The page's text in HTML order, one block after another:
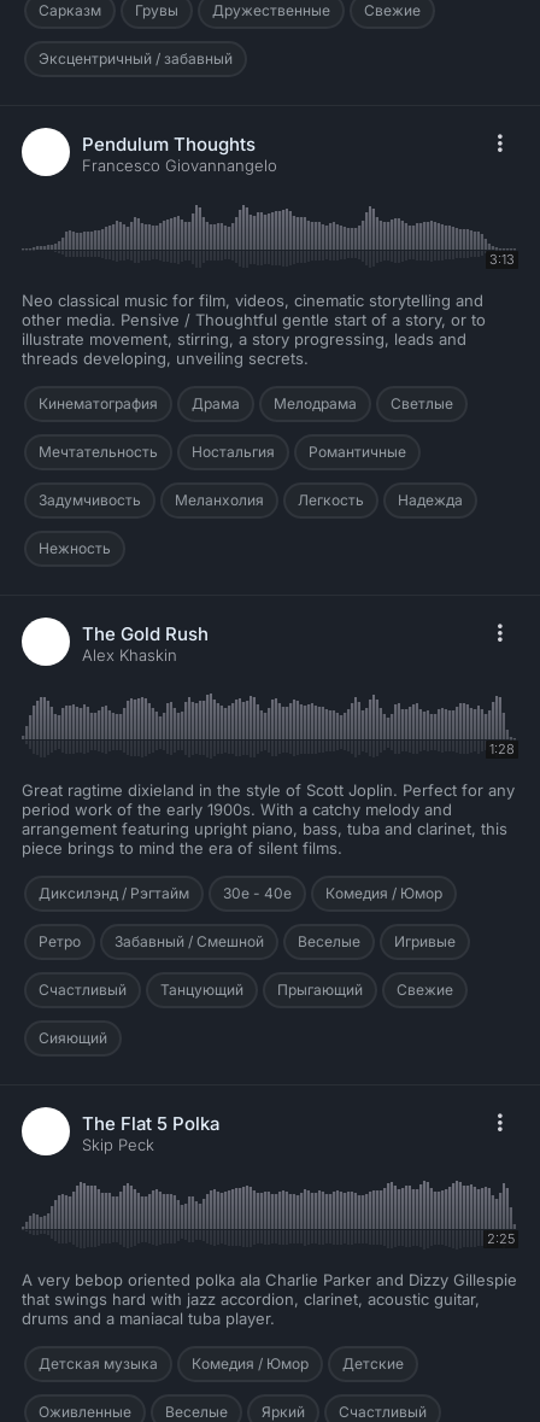
Сарказм Грувы Дружественные Свежие
Эксцентричный / забавный
Pendulum Thoughts
Francesco Giovannangelo
3:13
Neo classical music for film, videos, cinematic storytelling and
other media. Pensive / Thoughtful gentle start of a story, or to
illustrate movement, stirring, a story progressing, leads and
threads developing, unveiling secrets.
Кинематография Драма Мелодрама Светлые
Мечтательность Ностальгия Романтичные
Задумчивость Меланхолия Легкость Надежда
Нежность
The Gold Rush
Alex Khaskin
1:28
Great ragtime dixieland in the style of Scott Joplin. Perfect for any
period work of the early 1900s. With a catchy melody and
arrangement featuring upright piano, bass, tuba and clarinet, this
piece brings to mind the era of silent films.
Диксилэнд / Рэгтайм 30е - 40е Комедия / Юмор
Ретро Забавный / Смешной Веселые Игривые
Счастливый Танцующий Прыгающий Свежие
Сияющий
The Flat 5 Polka
Skip Peck
2:25
A very bebop oriented polka ala Charlie Parker and Dizzy Gillespie
that swings hard with jazz accordion, clarinet, acoustic guitar,
drums and a maniacal tuba player.
Детская музыка Комедия / Юмор Детские
Оживленные Веселые Яркий Счастливый